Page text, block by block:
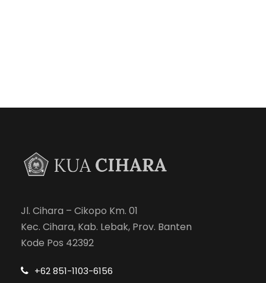
Jl. Cihara – Cikopo Km. 01
Kec. Cihara, Kab. Lebak, Prov. Banten
Kode Pos 42392
+62 851-1103-6156